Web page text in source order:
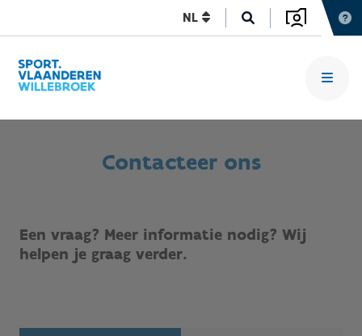
NL
Contacteer ons
Een vraag? Meer informatie nodig? Wij
helpen je graag verder.